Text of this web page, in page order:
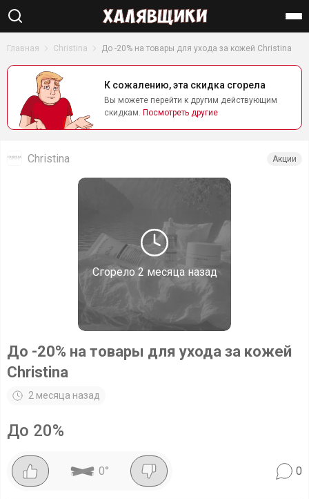
Найти
Главная Christina До -20% на товары для ухода за кожей Christina
К сожалению, эта скидка сгорела
Вы можете перейти к другим действующим
скидкам. Посмотреть другие
Сгорело 2 месяца назад
Christina Акции
До -20% на товары для ухода за кожей
Christina
2 месяца назад
До 20%
0° 0